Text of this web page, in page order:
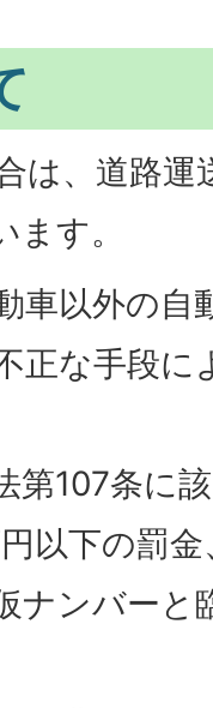
は、道路運
す。
車以外の自
正な手段に
第107条に
以下の罰
ナンバーと